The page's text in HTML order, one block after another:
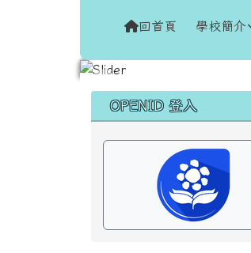
花蓮縣新城鄉北
回首頁 學校簡介
左邊區域內容
OPENID 登入
頁尾區域